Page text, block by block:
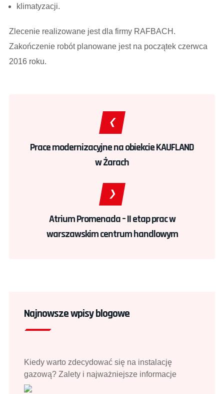
klimatyzacji.
Zlecenie realizowane jest dla firmy RAFBACH.
Zakończenie robót planowane jest na początek czerwca
2016 roku.
Prace modernizacyjne na obiekcie KAUFLAND
w Żarach
Atrium Promenada – II etap prac w
warszawskim centrum handlowym
Najnowsze wpisy blogowe
Kiedy warto zdecydować się na instalację
gazową? Zalety i najważniejsze informacje